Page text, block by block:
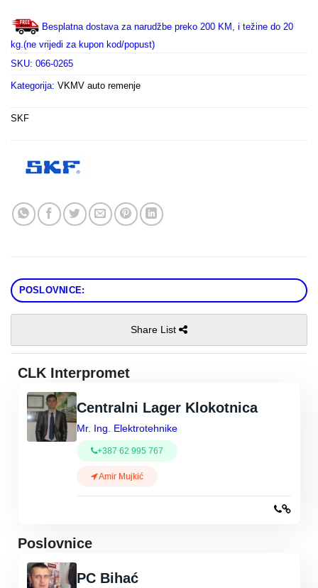
Besplatna dostava za narudžbe preko 200 KM, i težine do 20
kg.(ne vrijedi za kupon kod/popust)
SKU: 066-0265
Kategorija: VKMV auto remenje
SKF
POSLOVNICE:
Share List
CLK Interpromet
Centralni Lager Klokotnica
Mr. Ing. Elektrotehnike
+387 62 995 767
Amir Mujkić
Poslovnice
PC Bihać